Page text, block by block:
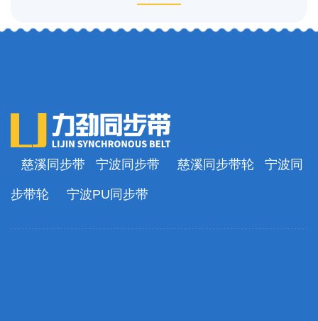
慈溪同步带 宁波同步带 慈溪同步带轮 宁波同
步带轮 宁波PU同步带